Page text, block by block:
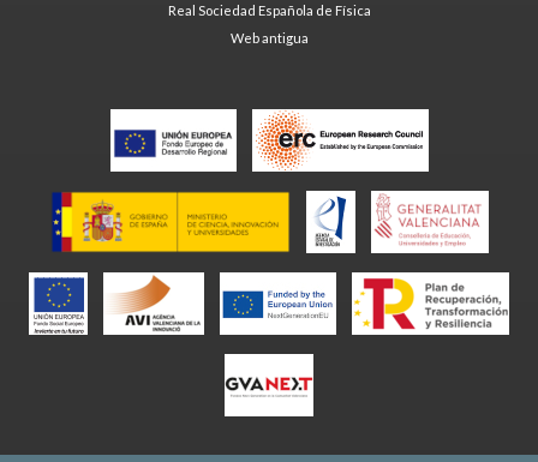
Real Sociedad Española de Física
Web antigua